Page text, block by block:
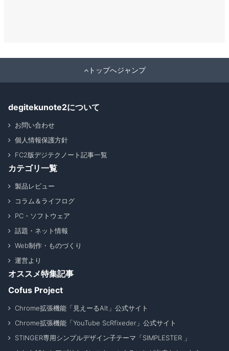
トップへジャンプ
degitekunote2について
お問い合わせ
個人情報保護方針
FC2版デジテクノート記事一覧
カテゴリ一覧
製品レビュー
コラム＆ライフログ
PC・ソフトウェア
話題・ネット情報
Web制作・ものづくり
運営より
オススメ特集記事
Cofus Project
Chrome拡張機能「見えーるAlt」公式サイト
Chrome拡張機能「YouTube ScRfixeder」公式サイト
STINGER専用シンプルデザイン子テーマ「SIMPLESTER 」